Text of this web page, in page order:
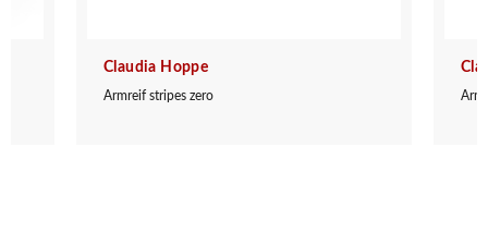
Claudia Hoppe
Armreif stripes zero